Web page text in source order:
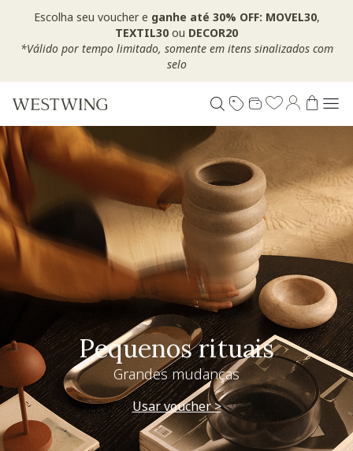
Escolha seu voucher e ganhe até 30% OFF: MOVEL30,
TEXTIL30 ou DECOR20
*Válido por tempo limitado, somente em itens sinalizados com
selo
Pequenos rituais
Grandes mudanças
Usar voucher >